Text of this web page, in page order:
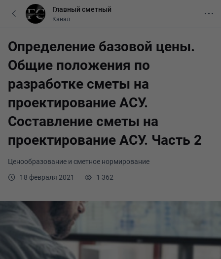
Ценообразование и сметное нормирование
18 февраля 2021
1 362
Определение базовой цены.
Общие положения по
разработке сметы на
проектирование АСУ.
Составление сметы на
проектирование АСУ. Часть 2
Главный сметный
Канал